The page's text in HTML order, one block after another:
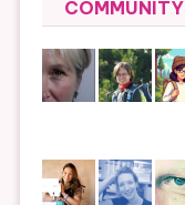
COMMUNITY